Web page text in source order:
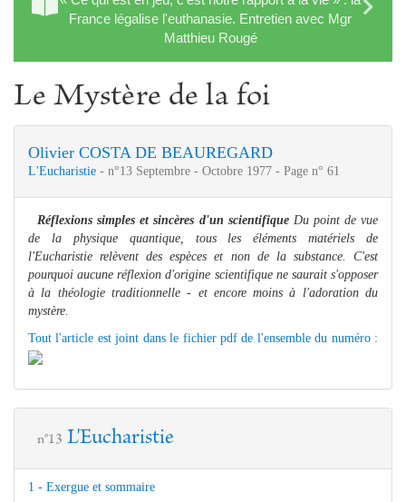
France légalise l'euthanasie. Entretien avec Mgr
Matthieu Rougé
Le Mystère de la foi
Olivier COSTA DE BEAUREGARD
L'Eucharistie - n°13 Septembre - Octobre 1977 - Page n° 61
Réflexions simples et sincères d'un scientifiqueDu point de vue
de la physique quantique, tous les éléments matériels de
l'Eucharistie relèvent des espèces et non de la substance. C'est
pourquoi aucune réflexion d'origine scientifique ne saurait s'opposer
à la théologie traditionnelle - et encore moins à l'adoration du
mystère.
Tout l'article est joint dans le fichier pdf de l'ensemble du numéro :
n°13 L'Eucharistie
1 - Exergue et sommaire